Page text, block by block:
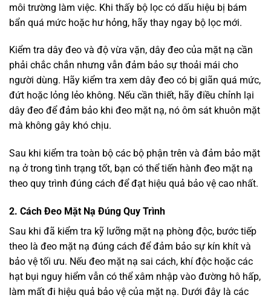
môi trường làm việc. Khi thấy bộ lọc có dấu hiệu bị bám
bẩn quá mức hoặc hư hỏng, hãy thay ngay bộ lọc mới.
Kiểm tra dây đeo và độ vừa vặn, dây đeo của mặt nạ cần
phải chắc chắn nhưng vẫn đảm bảo sự thoải mái cho
người dùng. Hãy kiểm tra xem dây đeo có bị giãn quá mức,
đứt hoặc lỏng lẻo không. Nếu cần thiết, hãy điều chỉnh lại
dây đeo để đảm bảo khi đeo mặt nạ, nó ôm sát khuôn mặt
mà không gây khó chịu.
Sau khi kiểm tra toàn bộ các bộ phận trên và đảm bảo mặt
nạ ở trong tình trạng tốt, bạn có thể tiến hành đeo mặt nạ
theo quy trình đúng cách để đạt hiệu quả bảo vệ cao nhất.
2. Cách Đeo Mặt Nạ Đúng Quy Trình
Sau khi đã kiểm tra kỹ lưỡng mặt nạ phòng độc, bước tiếp
theo là đeo mặt nạ đúng cách để đảm bảo sự kín khít và
bảo vệ tối ưu. Nếu đeo mặt nạ sai cách, khí độc hoặc các
hạt bụi nguy hiểm vẫn có thể xâm nhập vào đường hô hấp,
làm mất đi hiệu quả bảo vệ của mặt nạ. Dưới đây là các